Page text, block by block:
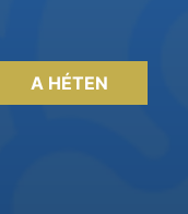
A HÉTEN